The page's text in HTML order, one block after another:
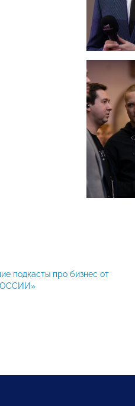
подкасты про бизнес от